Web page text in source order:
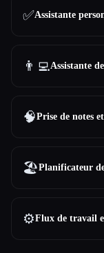
✅Assistante
👨‍💻Assistante
🧠Prise de notes
🏖Planificateur
⚙️Flux de travail